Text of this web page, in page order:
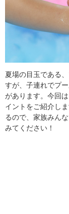
食材辞典
おすすめ
夏場の目玉である
すが、子連れでプ
があります。今回
イントをご紹介し
るので、家族みん
みてください！